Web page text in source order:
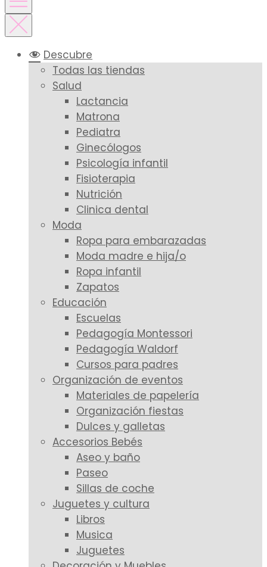
Descubre
Todas las tiendas
Salud
Lactancia
Matrona
Pediatra
Ginecólogos
Psicología infantil
Fisioterapia
Nutrición
Clinica dental
Moda
Ropa para embarazadas
Moda madre e hija/o
Ropa infantil
Zapatos
Educación
Escuelas
Pedagogía Montessori
Pedagogía Waldorf
Cursos para padres
Organización de eventos
Materiales de papelería
Organización fiestas
Dulces y galletas
Accesorios Bebés
Aseo y baño
Paseo
Sillas de coche
Juguetes y cultura
Libros
Musica
Juguetes